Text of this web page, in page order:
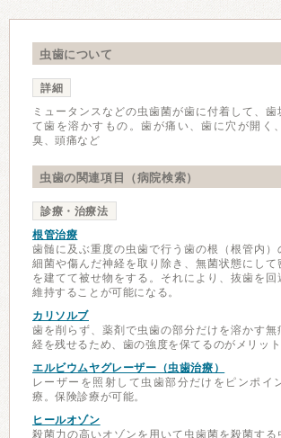
虫歯について
詳細
ミュータンスなどの虫歯菌が歯に付着して、歯
て歯を溶かすもの。歯が痛い、歯に穴が開く
臭、頭痛など
虫歯の関連項目（病院検索）
診療・治療法
根管治療
歯髄に及ぶ重度の虫歯で行う歯の根（根管内）
細菌や傷んだ神経を取り除き、無菌状態にして
を建てて被せ物をする。それにより、抜歯を回
維持することが可能になる。
カリソルブ
歯を削らず、薬剤で虫歯の部分だけを溶かす無
経を残せるため、歯の強度を保てるのがメリット
エルビウムヤグレーザー（虫歯治療）
レーザーを照射して虫歯部分だけをピンポイ
療。保険診療が可能。
ヒールオゾン
殺菌力の高いオゾンを用いて虫歯菌を殺菌する